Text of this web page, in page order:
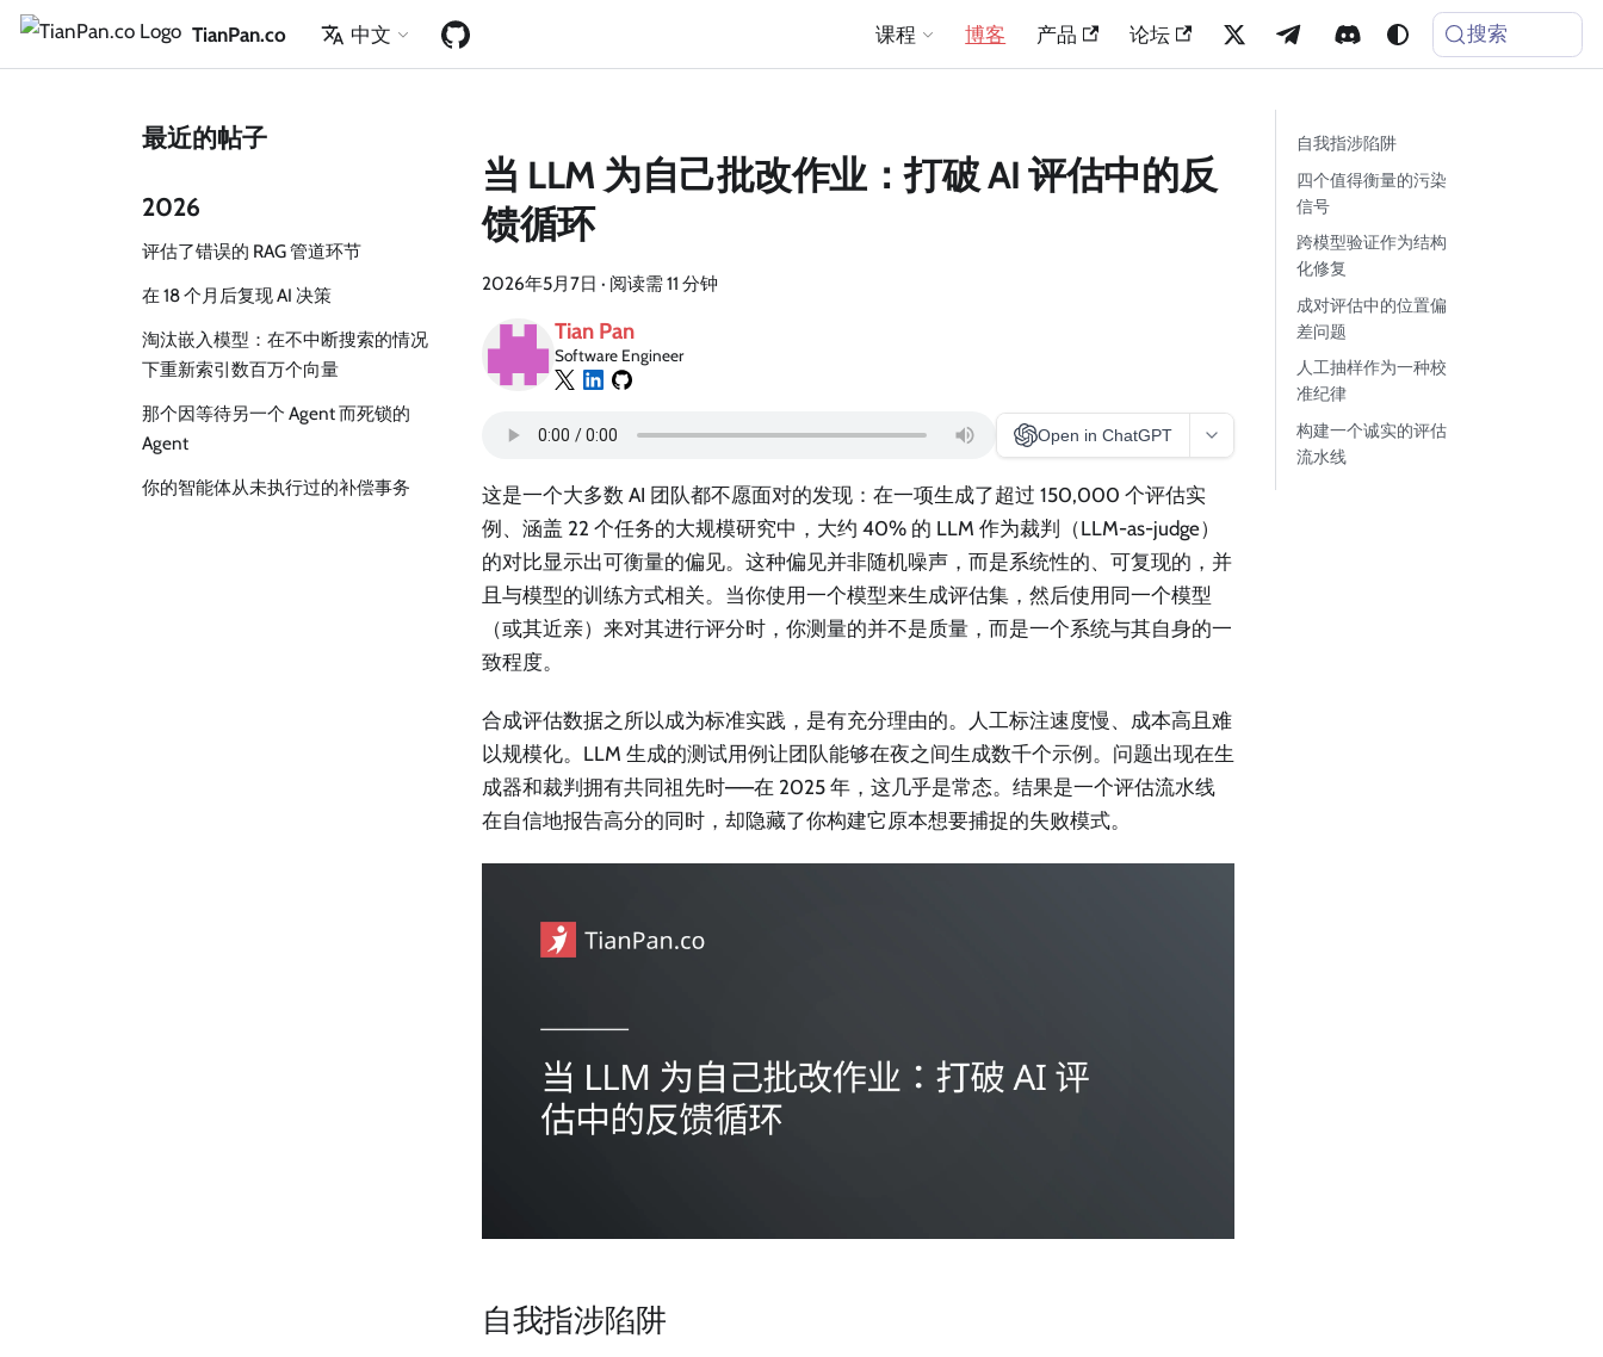
TianPan.co 中文 课程 博客 产品 论坛 搜索
最近的帖子
2026
评估了错误的 RAG 管道环节
在 18 个月后复现 AI 决策
淘汰嵌入模型：在不中断搜索的情况
下重新索引数百万个向量
那个因等待另一个 Agent 而死锁的
Agent
你的智能体从未执行过的补偿事务
当 LLM 为自己批改作业：打破 AI 评估中的反
馈循环
2026年5月7日 · 阅读需 11 分钟
Tian Pan
Software Engineer
Open in ChatGPT
这是一个大多数 AI 团队都不愿面对的发现：在一项生成了超过 150,000 个评估实
例、涵盖 22 个任务的大规模研究中，大约 40% 的 LLM 作为裁判（LLM-as-judge）
的对比显示出可衡量的偏见。这种偏见并非随机噪声，而是系统性的、可复现的，并
且与模型的训练方式相关。当你使用一个模型来生成评估集，然后使用同一个模型
（或其近亲）来对其进行评分时，你测量的并不是质量，而是一个系统与其自身的一
致程度。
合成评估数据之所以成为标准实践，是有充分理由的。人工标注速度慢、成本高且难
以规模化。LLM 生成的测试用例让团队能够在夜之间生成数千个示例。问题出现在生
成器和裁判拥有共同祖先时——在 2025 年，这几乎是常态。结果是一个评估流水线
在自信地报告高分的同时，却隐藏了你构建它原本想要捕捉的失败模式。
自我指涉陷阱
自我指涉陷阱
四个值得衡量的污染
信号
跨模型验证作为结构
化修复
成对评估中的位置偏
差问题
人工抽样作为一种校
准纪律
构建一个诚实的评估
流水线